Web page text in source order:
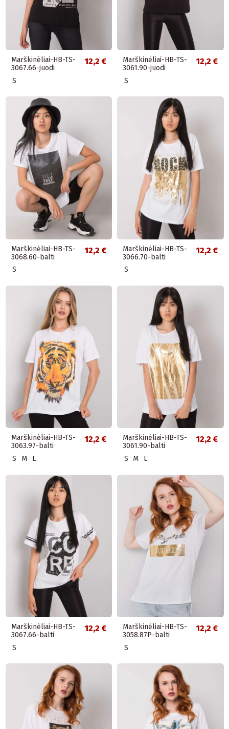
Marškinėliai-HB-TS-
3067.66-juodi
12,2 €
S
Marškinėliai-HB-TS-
3061.90-juodi
12,2 €
S
Marškinėliai-HB-TS-
3068.60-balti
12,2 €
S
Marškinėliai-HB-TS-
3066.70-balti
12,2 €
S
Marškinėliai-HB-TS-
3063.97-balti
12,2 €
S M L
Marškinėliai-HB-TS-
3061.90-balti
12,2 €
S M L
Marškinėliai-HB-TS-
3067.66-balti
12,2 €
S
Marškinėliai-HB-TS-
3058.87P-balti
12,2 €
S